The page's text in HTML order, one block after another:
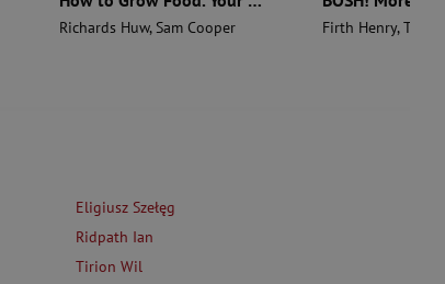
Richards Huw, Sam Cooper Firth Henry,
Eligiusz Szełęg
Ridpath Ian
Tirion Wil